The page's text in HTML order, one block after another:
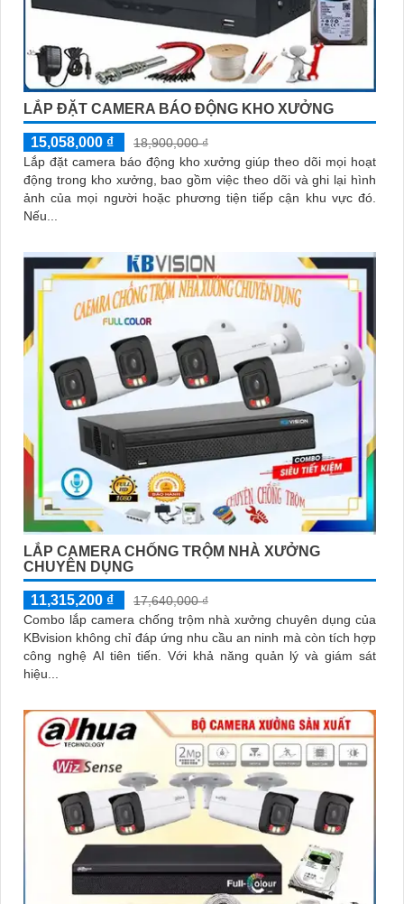
LẮP ĐẶT CAMERA BÁO ĐỘNG KHO XƯỞNG
15,058,000 ₫
18,900,000 ₫
Lắp đặt camera báo động kho xưởng giúp theo dõi mọi hoạt
động trong kho xưởng, bao gồm việc theo dõi và ghi lại hình
ảnh của mọi người hoặc phương tiện tiếp cận khu vực đó.
Nếu...
LẮP CAMERA CHỐNG TRỘM NHÀ XƯỞNG
CHUYÊN DỤNG
11,315,200 ₫
17,640,000 ₫
Combo lắp camera chống trộm nhà xưởng chuyên dụng của
KBvision không chỉ đáp ứng nhu cầu an ninh mà còn tích hợp
công nghệ AI tiên tiến. Với khả năng quản lý và giám sát
hiệu...